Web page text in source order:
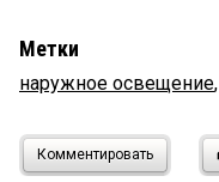
Метки
наружное освещение,
Комментировать